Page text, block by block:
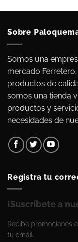
Sobre
Somos una
mercado
productos de
somos una tienda
productos y
necesidades de
Registra tu
¡Suscríbete a
Recibe promociones
tu email.